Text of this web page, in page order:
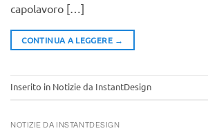
capolavoro […]
CONTINUA A LEGGERE →
Inserito in Notizie da InstantDesign
NOTIZIE DA INSTANTDESIGN